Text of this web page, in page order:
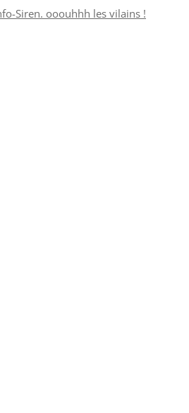
Siren. ooouhhh les vilains !